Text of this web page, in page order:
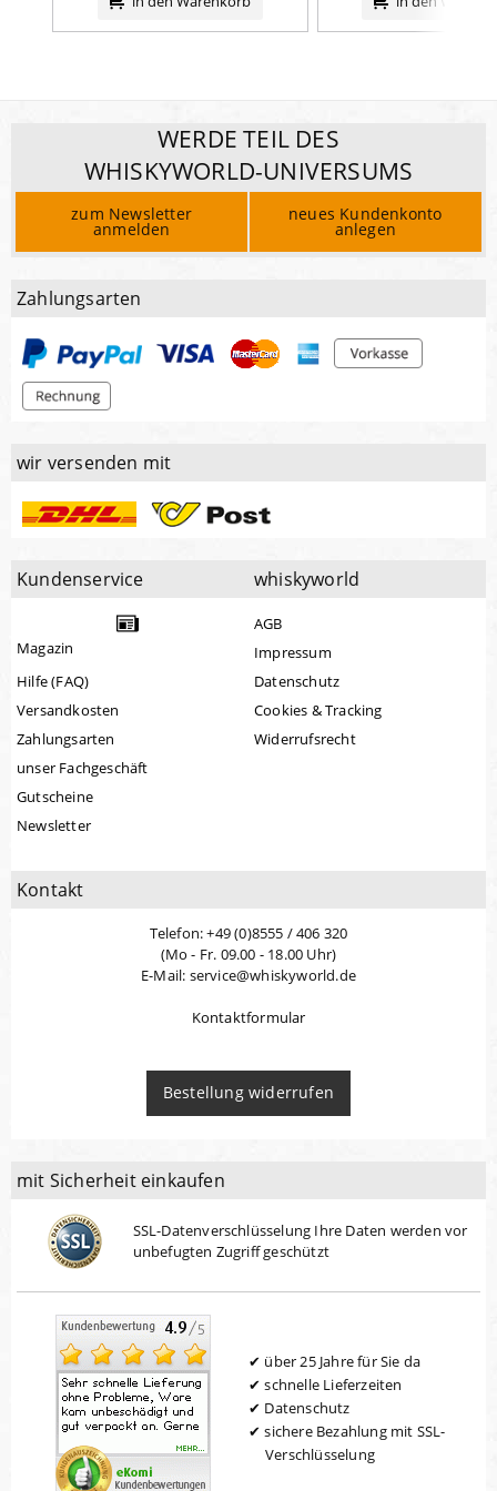
WERDE TEIL DES
WHISKYWORLD-UNIVERSUMS
zum Newsletter
anmelden
neues Kundenkonto
anlegen
Zahlungsarten
wir versenden mit
Kundenservice
Magazin
Hilfe (FAQ)
Versandkosten
Zahlungsarten
unser Fachgeschäft
Gutscheine
Newsletter
whiskyworld
AGB
Impressum
Datenschutz
Cookies & Tracking
Widerrufsrecht
Kontakt
Telefon: +49 (0)8555 / 406 320
(Mo - Fr. 09.00 - 18.00 Uhr)
E-Mail: service@whiskyworld.de
Kontaktformular
Bestellung widerrufen
mit Sicherheit einkaufen
SSL-Datenverschlüsselung Ihre Daten werden vor
unbefugten Zugriff geschützt
über 25 Jahre für Sie da
schnelle Lieferzeiten
Datenschutz
sichere Bezahlung mit SSL-
Verschlüsselung